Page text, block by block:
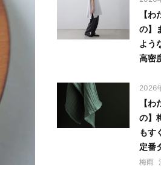
【
の】
よう
高密
2026
【
の】
もす
定番
梅雨